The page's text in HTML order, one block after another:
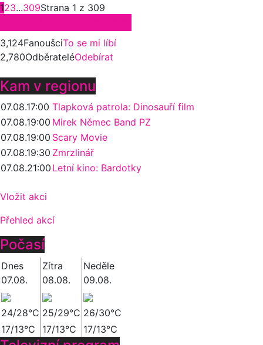
123...309Strana 1 z 309
3,124FanoušciTo se mi líbí
2,780OdběrateléOdebírat
Kam v regionu
07.08.17:00 Tlapková patrola: Dinosauří film
07.08.19:00 Mirek Němec Band PZ
07.08.19:00 Scary Movie
07.08.19:30 Zmrzlinář
07.08.21:00 Letní kino: Bardotky
Vložit akci
Přehled akcí
Počasí
Dnes
07.08.
Zítra
08.08.
Neděle
09.08.
24/28°C 25/29°C 26/30°C
17/13°C
17/13°C 17/13°C